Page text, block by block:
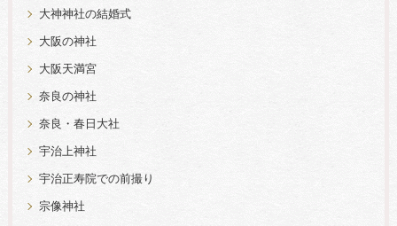
大神神社の結婚式
大阪の神社
大阪天満宮
奈良の神社
奈良・春日大社
宇治上神社
宇治正寿院での前撮り
宗像神社